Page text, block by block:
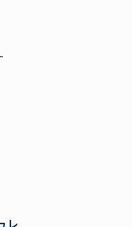
レ